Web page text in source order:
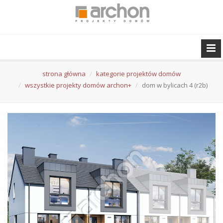
strona główna
kategorie projektów domów
wszystkie projekty domów archon+
dom w bylicach 4 (r2b)